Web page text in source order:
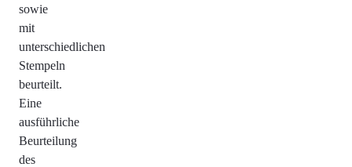
sowie
mit
unterschiedlichen
Stempeln
beurteilt.
Eine
ausführliche
Beurteilung
des